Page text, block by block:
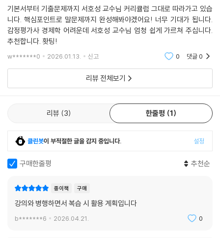
기본서부터 기출문제까지 서호성 교수님 커리큘럼 그대로 따라가고 있습
니다. 핵심포인트로 말문제까지 완성해봐야겠어요! 너무 기대가 됩니다.
감정평가사 경제학 어려운데 서호성 교수님 엄청 쉽게 가르쳐 주십니다.
추천합니다. 홧팅!
w*******0 2026.01.13. 신고 0 댓글0
리뷰 전체보기
리뷰 3 한줄평 1
클린봇이 부적절한 글을 감지 중입니다. 설정
구매한줄평 추천순
종이책 구매
강의와 병행하면서 복습 시 활용 계획입니다
b*******6 2026.04.21. 0